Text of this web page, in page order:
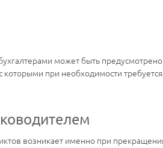
может быть
которыми при необходимости
возникает именно при